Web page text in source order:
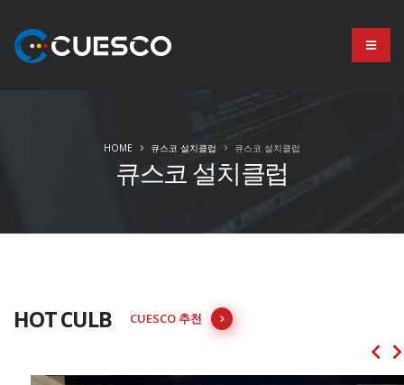
큐스코 설치클럽
HOME 큐스코 설치클럽 큐스코 설치클럽
HOT CULB CUESCO 추천